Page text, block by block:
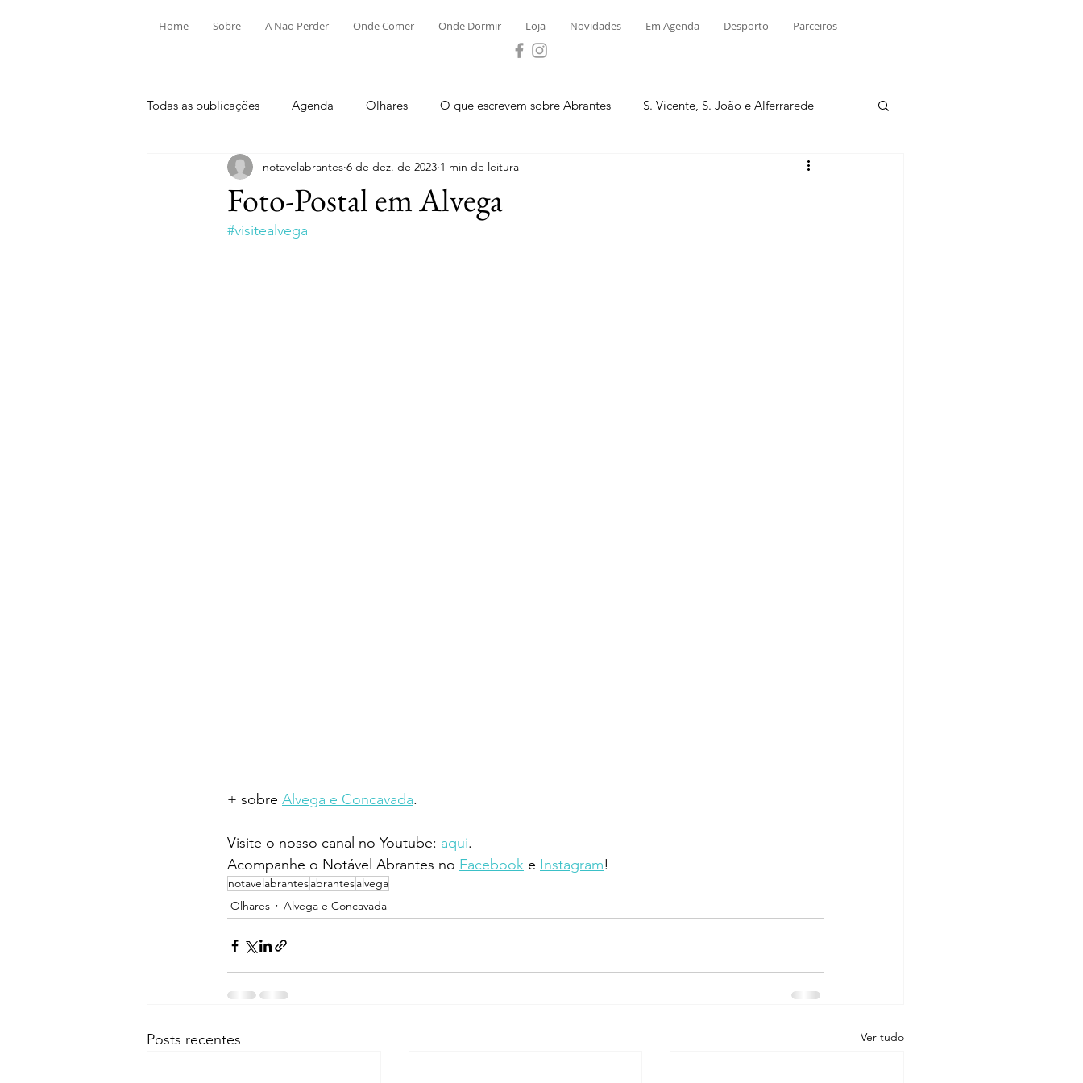
Home Sobre A Não Perder Onde Comer Onde Dormir Loja Novidades Em Agenda Desporto Parceiros
Todas as publicações Agenda Olhares O que escrevem sobre Abrantes S. Vicente, S. João e Alferrarede
Aldeia do Mato e Souto Alvega e Concavada Bemposta
Mouriscas Pego
Foto-Postal em Alvega
notavelabrantes 6 de dez. de 2023 1 min de leitura
#visitealvega
+ sobre Alvega e Concavada.
Visite o nosso canal no Youtube: aqui.
Acompanhe o Notável Abrantes no Facebook e Instagram!
notavelabrantesabrantesalvega
Olhares
Alvega e Concavada
Posts recentes Ver tudo